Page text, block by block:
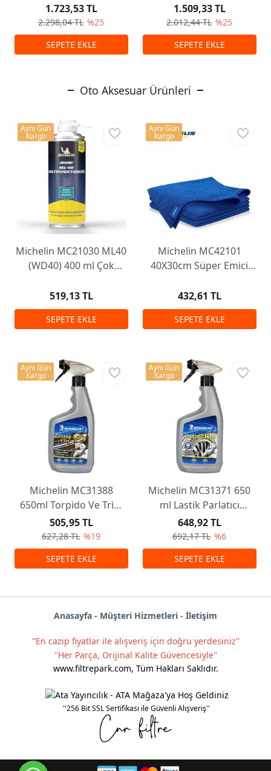
2.298,04 TL %25
1.723,53 TL
2.012,44 TL %25
1.509,33 TL
Oto Aksesuar Ürünleri
Michelin MC21030 ML40
(WD40) 400 ml Çok
Yağlayıcı Sprey
519,13 TL
Aynı Gün
Kargo
Michelin MC42101
40X30cm Süper Emici
432,61 TL
Aynı Gün
Kargo
Michelin MC31388
650ml Torpido Ve Trim
Temizleme Ve Bakım
Spreyi
627,28 TL %19
505,95 TL
Aynı Gün
Kargo
Michelin MC31371 650
ml Lastik Parlatıcı
Koruyucu Yenileyici
Sprey
692,17 TL %6
648,92 TL
Aynı Gün
Kargo
Anasayfa - Müşteri Hizmetleri - İletişim
''En cazip fiyatlar ile alışveriş için doğru yerdesiniz''
''Her Parça, Orijinal Kalite Güvencesiyle''
www.filtrepark.com, Tüm Hakları Saklıdır.
''256 Bit SSL Sertifikası ile Güvenli Alışveriş''